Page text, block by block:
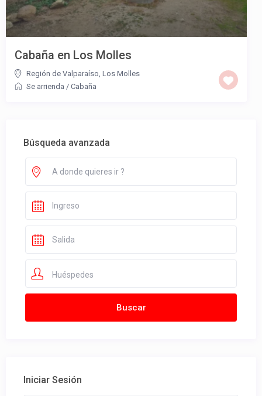
Cabaña en Los Molles
Región de Valparaíso,Los Molles
Se arrienda /Cabaña
Búsqueda avanzada
Huéspedes
Iniciar Sesión